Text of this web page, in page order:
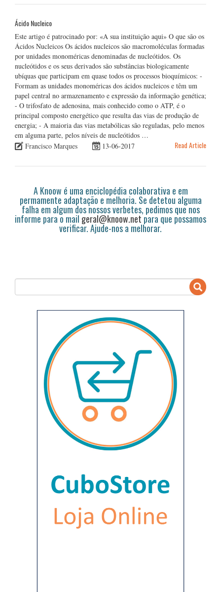
Ácido Nucleico
Este artigo é patrocinado por: «A sua instituição aqui» O que são os
Ácidos Nucleicos Os ácidos nucleicos são macromoléculas formadas
por unidades monoméricas denominadas de nucleótidos. Os
nucleótidos e os seus derivados são substâncias biologicamente
ubíquas que participam em quase todos os processos bioquímicos: -
Formam as unidades monoméricas dos ácidos nucleicos e têm um
papel central no armazenamento e expressão da informação genética;
- O trifosfato de adenosina, mais conhecido como o ATP, é o
principal composto energético que resulta das vias de produção de
energia; - A maioria das vias metabólicas são reguladas, pelo menos
em alguma parte, pelos níveis de nucleótidos …
Francisco Marques
13-06-2017 Read Article
A Knoow é uma enciclopédia colaborativa e em
permamente adaptação e melhoria. Se detetou alguma
falha em algum dos nossos verbetes, pedimos que nos
informe para o mail geral@knoow.netpara que possamos
verificar. Ajude-nos a melhorar.